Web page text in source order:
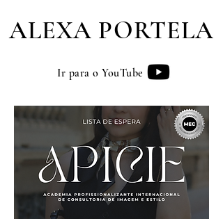
ALEXA PORTELA
Ir para o YouTube